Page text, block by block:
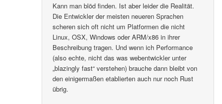
Kann man blöd finden. Ist aber leider die Realität.
Die Entwickler der meisten neueren Sprachen
scheren sich oft nicht um Platformen die nicht
Linux, OSX, Windows oder ARM/x86 in ihrer
Beschreibung tragen. Und wenn ich Performance
(also echte, nicht das was webentwickler unter
„blazingly fast“ verstehen) brauche dann bleibt von
den einigermaßen etablierten auch nur noch Rust
übrig.